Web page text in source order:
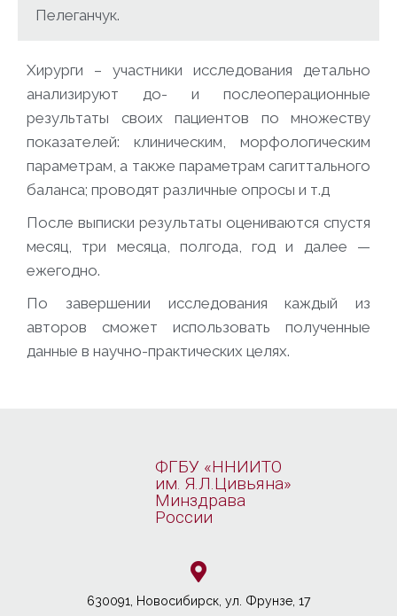
Пелеганчук.
Хирурги – участники исследования детально
анализируют до- и послеоперационные
результаты своих пациентов по множеству
показателей: клиническим, морфологическим
параметрам, а также параметрам сагиттального
баланса; проводят различные опросы и т.д
После выписки результаты оцениваются спустя
месяц, три месяца, полгода, год и далее —
ежегодно.
По завершении исследования каждый из
авторов сможет использовать полученные
данные в научно-практических целях.
ФГБУ «ННИИТО
им. Я.Л.Цивьяна»
Минздрава
России
630091, Новосибирcк, ул. Фрунзе, 17